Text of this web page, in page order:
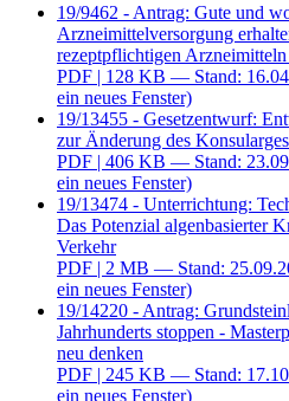
19/9462 - Antrag: Gute und
Arzneimittelversorgung
rezeptpflichtigen Arzneimitteln
PDF | 128 KB — Stand:
ein neues Fenster)
19/13455 - Gesetzentwurf:
zur Änderung des
PDF | 406 KB — Stand:
ein neues Fenster)
19/13474 - Unterrichtung:
Das Potenzial algenbasierter
Verkehr
PDF | 2 MB — Stand:
ein neues Fenster)
19/14220 - Antrag:
Jahrhunderts stoppen -
neu denken
PDF | 245 KB — Stand:
ein neues Fenster)